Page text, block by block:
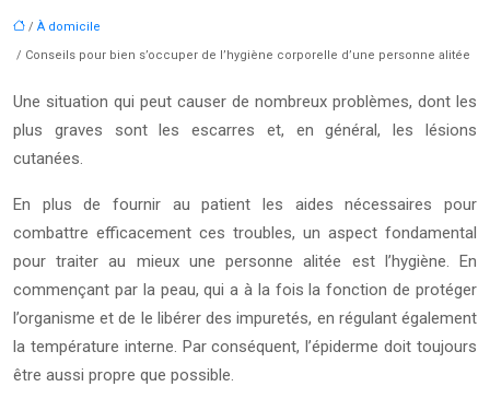
/ À domicile
/ Conseils pour bien s’occuper de l’hygiène corporelle d’une personne alitée
Une situation qui peut causer de nombreux problèmes, dont les
plus graves sont les escarres et, en général, les lésions
cutanées.
En plus de fournir au patient les aides nécessaires pour
combattre efficacement ces troubles, un aspect fondamental
pour traiter au mieux une personne alitée est l’hygiène. En
commençant par la peau, qui a à la fois la fonction de protéger
l’organisme et de le libérer des impuretés, en régulant également
la température interne. Par conséquent, l’épiderme doit toujours
être aussi propre que possible.